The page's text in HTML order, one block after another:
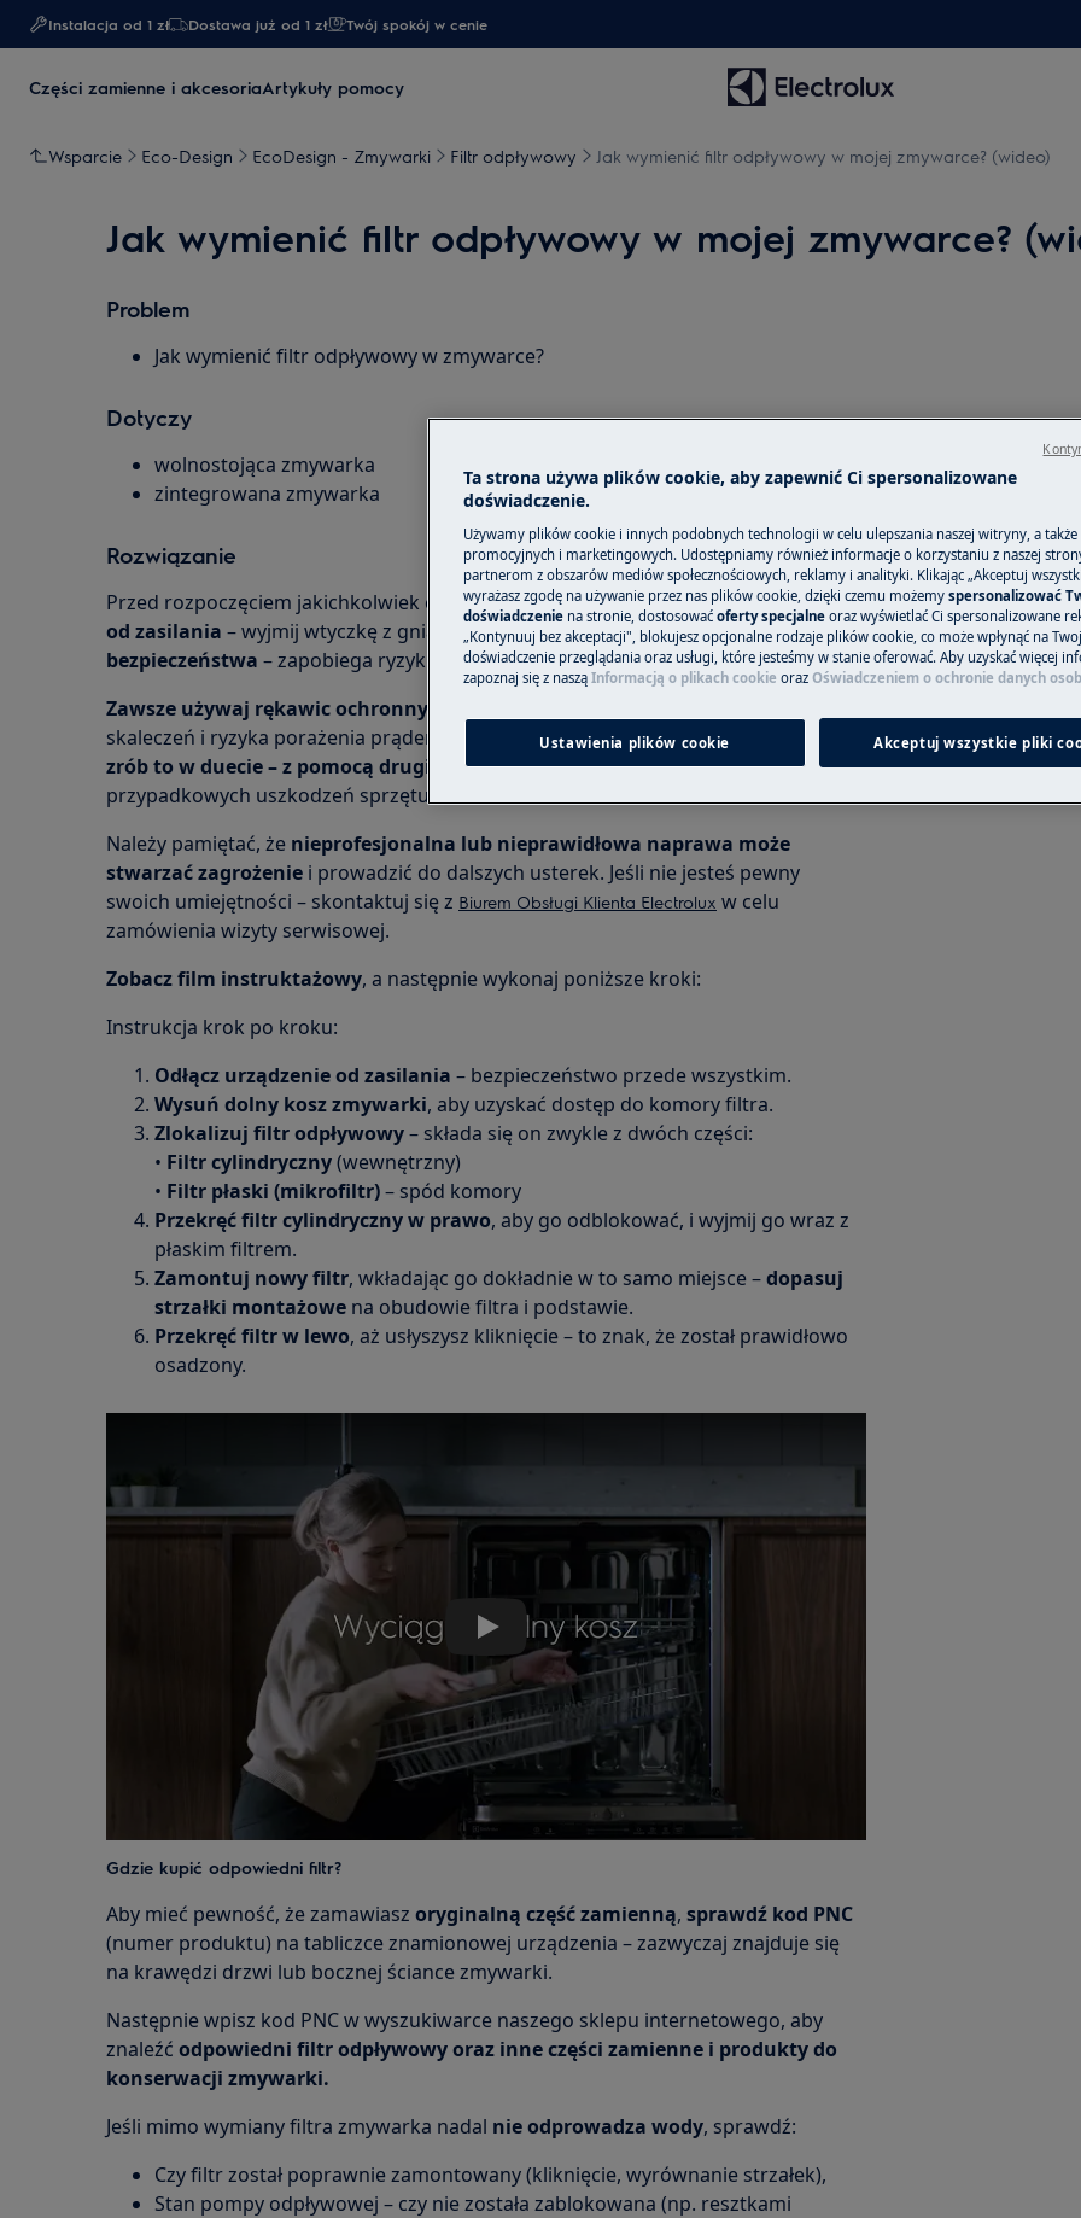
Instalacja od 1 zł Dostawa już od 1 zł​ Twój spokój w cenie
Części zamienne i akcesoriaArtykuły pomocy
Wsparcie Eco-Design EcoDesign - Zmywarki Filtr odpływowy Jak wymienić filtr odpływowy w mojej zmywarce? (wideo)
Jak wymienić filtr odpływowy w mojej zmywarce?
Problem
Jak wymienić filtr odpływowy w zmywarce?
Dotyczy
wolnostojąca zmywarka
zintegrowana zmywarka
Rozwiązanie
Przed rozpoczęciem jakichkolwiek czynności konserwacyjnychodłącz urządzenie
od zasilania – wyjmij wtyczkę z gniazdka. Jest to kluczowe dlaTwojego
bezpieczeństwa – zapobiega ryzyku porażenia prądem.
Zawsze używaj rękawic ochronnych i odpowiedniego obuwia
skaleczeń i ryzyka porażenia prądem. Jeśli konieczne jest przeniesienie urządzenia,
zrób to w duecie – z pomocą drugiej osoby– unikniesz przeciążenia oraz
przypadkowych uszkodzeń sprzętu.
Należy pamiętać, że nieprofesjonalna lub nieprawidłowa naprawa może
stwarzać zagrożenie i prowadzić do dalszych usterek. Jeśli nie jesteś pewny
swoich umiejętności – skontaktuj się z Biurem Obsługi Klienta Electrolux w celu
zamówienia wizyty serwisowej.
Zobacz film instruktażowy, a następnie wykonaj poniższe kroki:
Instrukcja krok po kroku:
Odłącz urządzenie od zasilania – bezpieczeństwo przede wszystkim.
Wysuń dolny kosz zmywarki, aby uzyskać dostęp do komory filtra.
Zlokalizuj filtr odpływowy– składa się on zwykle z dwóch części:
• Filtr cylindryczny(wewnętrzny)
• Filtr płaski (mikrofiltr)– spód komory
Przekręć filtr cylindryczny w prawo, aby go odblokować, i wyjmij go wraz z
płaskim filtrem.
Zamontuj nowy filtr, wkładając go dokładnie w to samo miejsce –dopasuj
strzałki montażowe na obudowie filtra i podstawie.
Przekręć filtr w lewo, aż usłyszysz kliknięcie – to znak, że został prawidłowo
osadzony.
Play
Gdzie kupić odpowiedni filtr?
Aby mieć pewność, że zamawiasz oryginalną część zamienną, sprawdź kod PNC
(numer produktu) na tabliczce znamionowej urządzenia – zazwyczaj znajduje się
na krawędzi drzwi lub bocznej ściance zmywarki.
Następnie wpisz kod PNC w wyszukiwarce naszego sklepu internetowego, aby
znaleźć odpowiedni filtr odpływowy oraz inne części zamienne i produkty do
konserwacji zmywarki.
Jeśli mimo wymiany filtra zmywarka nadal nie odprowadza wody, sprawdź:
Czy filtr został poprawnie zamontowany (kliknięcie, wyrównanie strzałek),
Stan pompy odpływowej – czy nie została zablokowana (np. resztkami
Ta strona używa plików cookie, aby zapewnić Ci spersonalizowane
doświadczenie.
Używamy plików cookie i innych podobnych technologii w celu ulepszania naszej witryny, a także
promocyjnych i marketingowych. Udostępniamy również informacje o korzystaniu z naszej
partnerom z obszarów mediów społecznościowych, reklamy i analityki. Klikając „Akceptuj
wyrażasz zgodę na używanie przez nas plików cookie, dzięki czemu możemy spersonalizować
doświadczenie na stronie, dostosować oferty specjalne oraz wyświetlać Ci spersonalizowane
„Kontynuuj bez akceptacji", blokujesz opcjonalne rodzaje plików cookie, co może wpłynąć na
doświadczenie przeglądania oraz usługi, które jesteśmy w stanie oferować. Aby uzyskać więcej
zapoznaj się z naszą Informacją o plikach cookie oraz Oświadczeniem o ochronie danych
Ustawienia plików cookie Akceptuj wszystkie pliki